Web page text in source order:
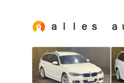
説
ａｌｌｅｓ ａ